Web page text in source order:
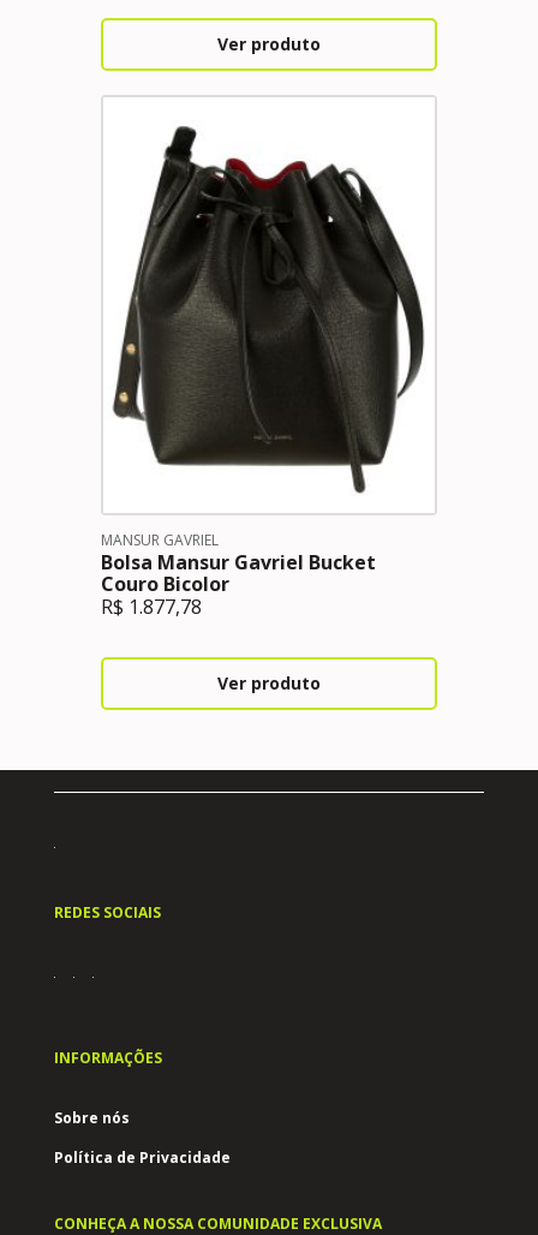
Ver produto
MANSUR GAVRIEL
Bolsa Mansur Gavriel Bucket
Couro Bicolor
R$ 1.877,78
Ver produto
REDES SOCIAIS
INFORMAÇÕES
Sobre nós
Política de Privacidade